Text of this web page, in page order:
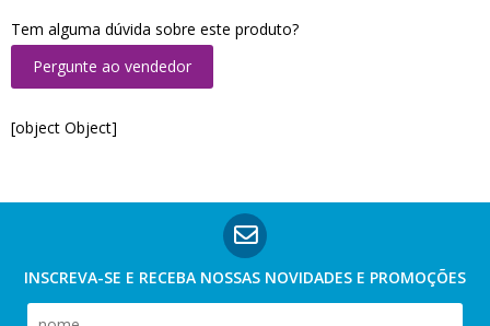
Tem alguma dúvida sobre este produto?
Pergunte ao vendedor
[object Object]
INSCREVA-SE E RECEBA NOSSAS NOVIDADES E PROMOÇÕES